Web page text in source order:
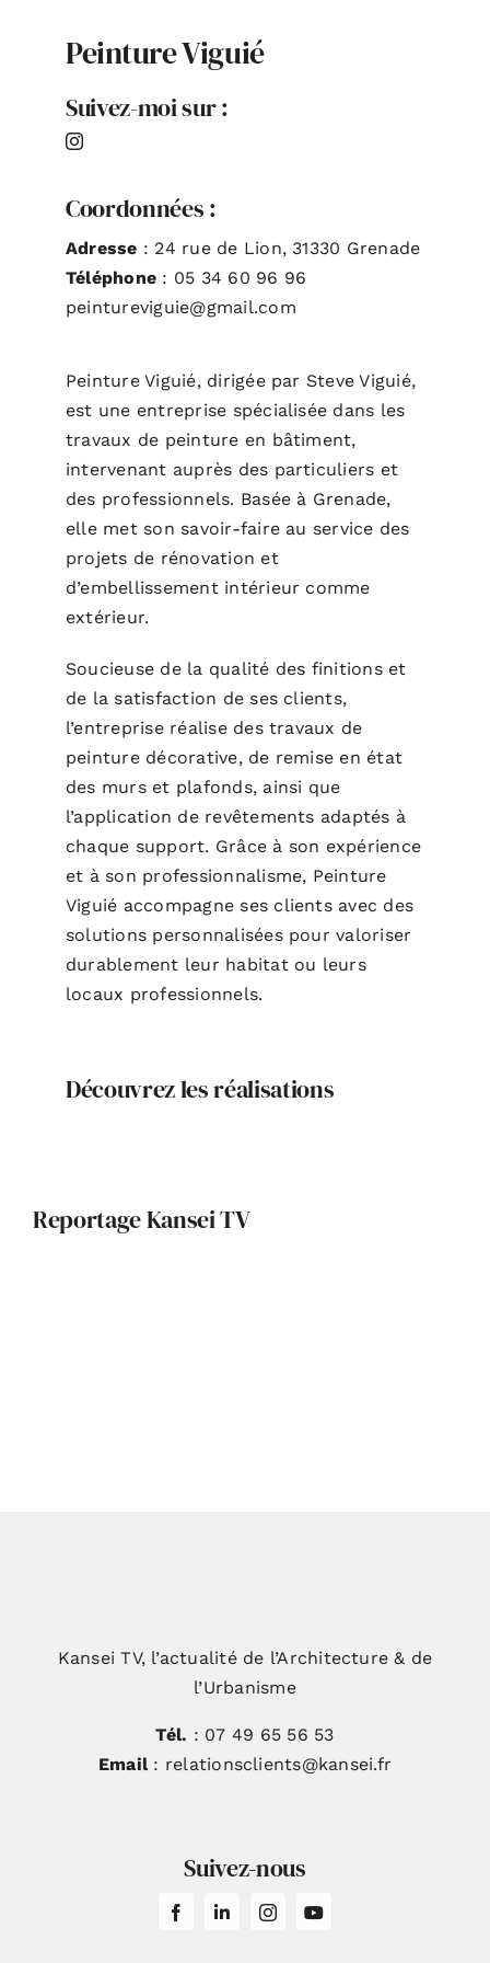
Peinture Viguié
Suivez-moi sur :
Coordonnées :
Adresse : 24 rue de Lion, 31330 Grenade
Téléphone : 05 34 60 96 96
peintureviguie@gmail.com
Peinture Viguié, dirigée par Steve Viguié,
est une entreprise spécialisée dans les
travaux de peinture en bâtiment,
intervenant auprès des particuliers et
des professionnels. Basée à Grenade,
elle met son savoir-faire au service des
projets de rénovation et
d’embellissement intérieur comme
extérieur.
Soucieuse de la qualité des finitions et
de la satisfaction de ses clients,
l’entreprise réalise des travaux de
peinture décorative, de remise en état
des murs et plafonds, ainsi que
l’application de revêtements adaptés à
chaque support. Grâce à son expérience
et à son professionnalisme, Peinture
Viguié accompagne ses clients avec des
solutions personnalisées pour valoriser
durablement leur habitat ou leurs
locaux professionnels.
Découvrez les réalisations
Reportage Kansei TV
Kansei TV, l’actualité de l’Architecture & de
l’Urbanisme
Tél. : 07 49 65 56 53
Email: relationsclients@kansei.fr
Suivez-nous
ACTUALITÉS
CONTACT